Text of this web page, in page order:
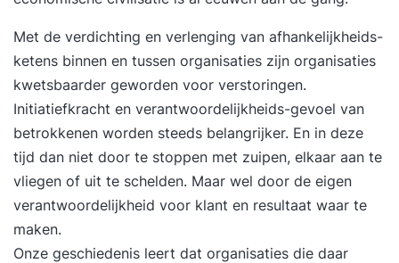
Met de verdichting en verlenging van afhankelijkheids-
ketens binnen en tussen organisaties zijn organisaties
kwetsbaarder geworden voor verstoringen.
Initiatiefkracht en verantwoordelijkheids-gevoel van
betrokkenen worden steeds belangrijker. En in deze
tijd dan niet door te stoppen met zuipen, elkaar aan te
vliegen of uit te schelden. Maar wel door de eigen
verantwoordelijkheid voor klant en resultaat waar te
maken.
Onze geschiedenis leert dat organisaties die daar